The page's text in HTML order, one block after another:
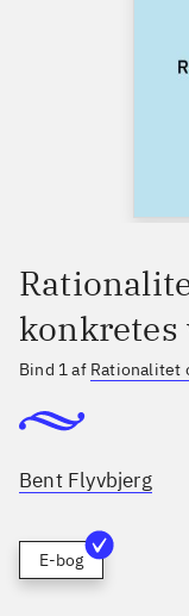
konkretes
Bind 1 af Rationalitet
Bent Flyvbjerg
E-bog